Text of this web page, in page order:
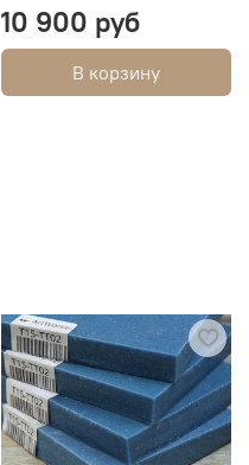
10 900 руб
В корзину